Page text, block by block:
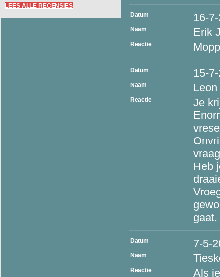
LEES ALLE RECENSIES
Datum 16-
Naam Erik
Reactie
Datum 15-
Naam Leon
Reactie
Je
Heb
Datum 7-5-
Naam
Reactie Als